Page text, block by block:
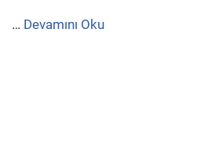
… Devamını Oku